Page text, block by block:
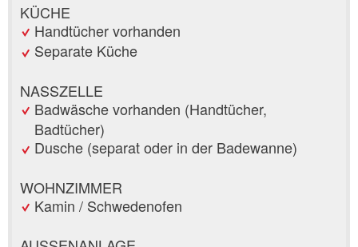
KÜCHE
Handtücher vorhanden
Separate Küche
NASSZELLE
Badwäsche vorhanden (Handtücher,
Badtücher)
Dusche (separat oder in der Badewanne)
WOHNZIMMER
Kamin / Schwedenofen